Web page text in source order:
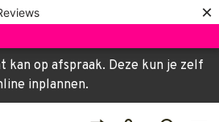
×
kan op afspraak. Deze kun je zelf
inplannen.